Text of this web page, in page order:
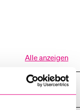
Alle anzeigen
Sektionen
des